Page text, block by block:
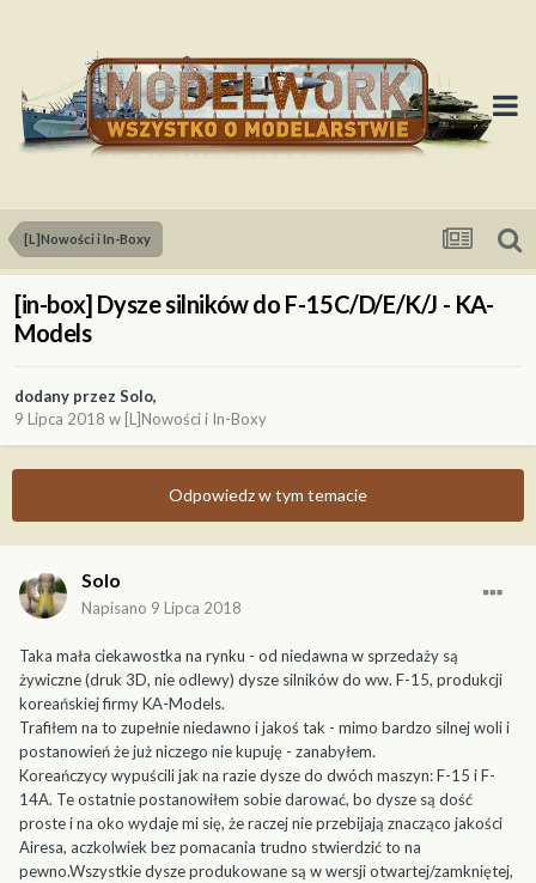
[L]Nowości i In-Boxy
[in-box] Dysze silników do F-15C/D/E/K/J - KA-
Models
dodany przez Solo,
9 Lipca 2018 w [L]Nowości i In-Boxy
Odpowiedz w tym temacie
Solo
Napisano 9 Lipca 2018
Taka mała ciekawostka na rynku - od niedawna w sprzedaży są
żywiczne (druk 3D, nie odlewy) dysze silników do ww. F-15, produkcji
koreańskiej firmy KA-Models.
Trafiłem na to zupełnie niedawno i jakoś tak - mimo bardzo silnej woli i
postanowień że już niczego nie kupuję - zanabyłem.
Koreańczycy wypuścili jak na razie dysze do dwóch maszyn: F-15 i F-
14A. Te ostatnie postanowiłem sobie darować, bo dysze są dość
proste i na oko wydaje mi się, że raczej nie przebijają znacząco jakości
Airesa, aczkolwiek bez pomacania trudno stwierdzić to na
pewno.Wszystkie dysze produkowane są w wersji otwartej/zamkniętej,